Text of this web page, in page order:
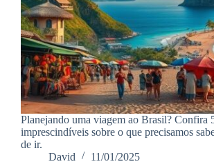
Planejando uma viagem ao Brasil? Confira
imprescindíveis sobre o que precisamos
de ir.
David
11/01/2025